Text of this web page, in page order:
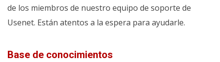
de los miembros de nuestro equipo de soporte de
Usenet. Están atentos a la espera para ayudarle.
Base de conocimientos